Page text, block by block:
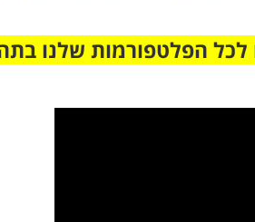
הפלטפורמות שלנו